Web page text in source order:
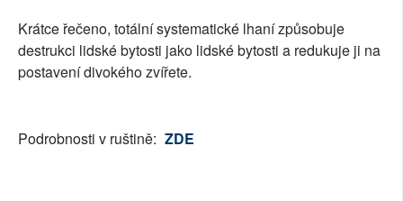
Krátce řečeno, totální systematické lhaní způsobuje
destrukci lidské bytosti jako lidské bytosti a redukuje ji na
postavení divokého zvířete.
Podrobnosti v ruštině: ZDE